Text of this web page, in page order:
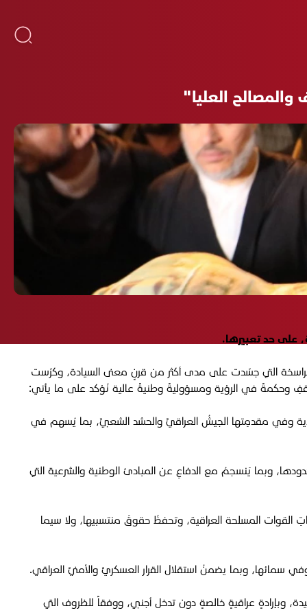
العليا"
على حد تعبيرها.
التي جسّدت على مدى أكثر من قرنٍ معنى السيادة، وكرّست
وحكمةً في الرؤية ومسؤوليةً وطنيةً عالية نُؤكد على ما يأتي:
وفي مقدمِتها الجيشُ العراقيَّ والحشد الشعبيَّ، بما يُسهم في
وبما يَنسجمُ مع الدفاعِ عن المبادئ الوطنية والشرعية التي
القوات المسلحة العراقية، وتحفظُ حقوقَ منتسبيها، ولا سيما
سمائها، وبما يضمنُ استقلال القرار العسكريِّ والأمنيِّ العراقي.
الدينية الرشيدة، وبإرادةٍ عراقيةٍ خالصةٍ دون تدخل أجنبي، ووفقاً للظروف التي